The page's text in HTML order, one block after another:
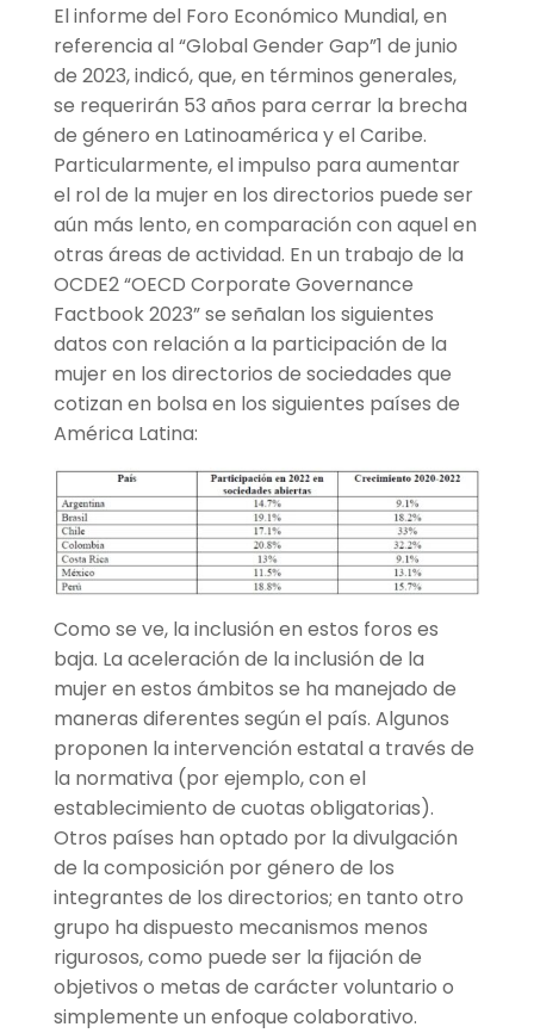
El informe del Foro Económico Mundial, en
referencia al “Global Gender Gap”1 de junio
de 2023, indicó, que, en términos generales,
se requerirán 53 años para cerrar la brecha
de género en Latinoamérica y el Caribe.
Particularmente, el impulso para aumentar
el rol de la mujer en los directorios puede ser
aún más lento, en comparación con aquel en
otras áreas de actividad. En un trabajo de la
OCDE2 “OECD Corporate Governance
Factbook 2023” se señalan los siguientes
datos con relación a la participación de la
mujer en los directorios de sociedades que
cotizan en bolsa en los siguientes países de
América Latina:
Como se ve, la inclusión en estos foros es
baja. La aceleración de la inclusión de la
mujer en estos ámbitos se ha manejado de
maneras diferentes según el país. Algunos
proponen la intervención estatal a través de
la normativa (por ejemplo, con el
establecimiento de cuotas obligatorias).
Otros países han optado por la divulgación
de la composición por género de los
integrantes de los directorios; en tanto otro
grupo ha dispuesto mecanismos menos
rigurosos, como puede ser la fijación de
objetivos o metas de carácter voluntario o
simplemente un enfoque colaborativo.